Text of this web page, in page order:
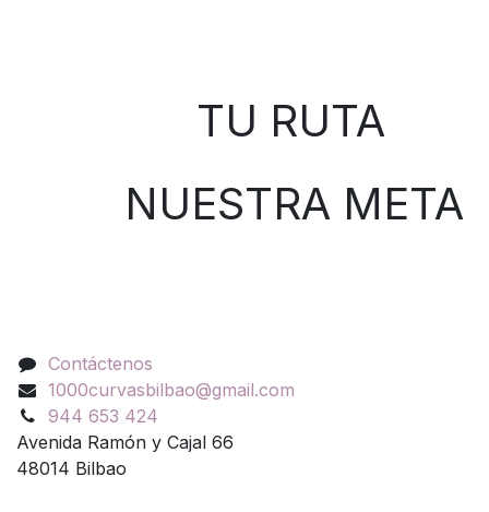
TU RUTA
NUESTRA META
Contáctenos
1000curvasbilbao@gmail.com
944 653 424
Avenida Ramón y Cajal 66
48014 Bilbao